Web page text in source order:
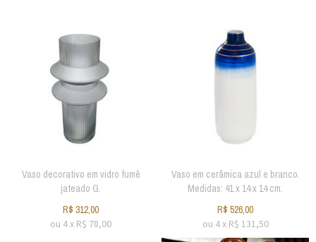
Vaso decorativo em vidro fumê
jateado G.
R$ 312,00
ou 4x R$ 78,00
Vaso em cerâmica azul e branco.
Medidas: 41 x 14 x 14 cm.
R$ 526,00
ou 4x R$ 131,50